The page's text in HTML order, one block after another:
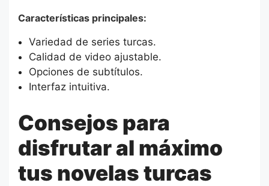
Características principales:
Variedad de series turcas.
Calidad de video ajustable.
Opciones de subtítulos.
Interfaz intuitiva.
Consejos para
disfrutar al máximo
tus novelas turcas